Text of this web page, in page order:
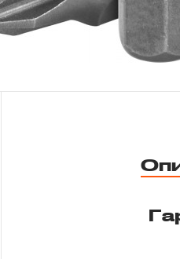
Доставка и оплата